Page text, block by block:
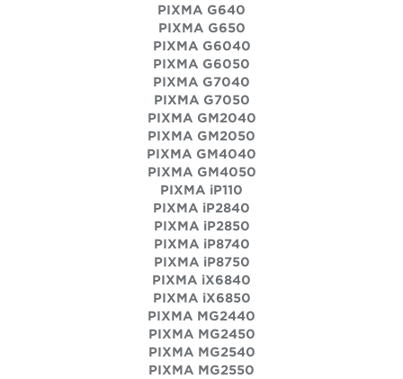
PIXMA G640
PIXMA G650
PIXMA G6040
PIXMA G6050
PIXMA G7040
PIXMA G7050
PIXMA GM2040
PIXMA GM2050
PIXMA GM4040
PIXMA GM4050
PIXMA iP110
PIXMA iP2840
PIXMA iP2850
PIXMA iP8740
PIXMA iP8750
PIXMA iX6840
PIXMA iX6850
PIXMA MG2440
PIXMA MG2450
PIXMA MG2540
PIXMA MG2550